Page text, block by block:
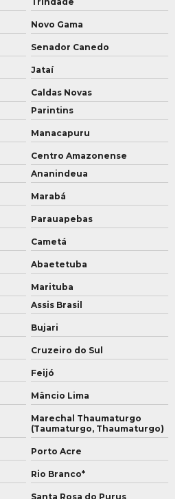
Novo Gama
Senador Canedo
Jataí
Caldas Novas
Parintins
Manacapuru
Centro Amazonense
Ananindeua
Marabá
Parauapebas
Cametá
Abaetetuba
Marituba
Assis Brasil
Bujari
Cruzeiro do Sul
Feijó
Mâncio Lima
Marechal Thaumaturgo
(Taumaturgo, Thaumaturgo)
Porto Acre
Rio Branco*
Santa Rosa do Purus